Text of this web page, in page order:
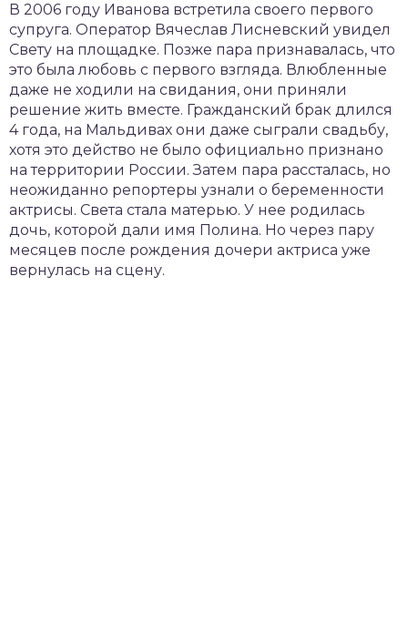
В 2006 году Иванова встретила своего первого
супруга. Оператор Вячеслав Лисневский увидел
Свету на площадке. Позже пара признавалась, что
это была любовь с первого взгляда. Влюбленные
даже не ходили на свидания, они приняли
решение жить вместе. Гражданский брак длился
4 года, на Мальдивах они даже сыграли свадьбу,
хотя это действо не было официально признано
на территории России. Затем пара рассталась, но
неожиданно репортеры узнали о беременности
актрисы. Света стала матерью. У нее родилась
дочь, которой дали имя Полина. Но через пару
месяцев после рождения дочери актриса уже
вернулась на сцену.